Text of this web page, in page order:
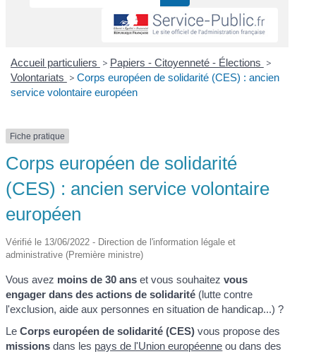
Accueil particuliers > Papiers - Citoyenneté - Élections >
Volontariats > Corps européen de solidarité (CES) : ancien
service volontaire européen
Fiche pratique
Corps européen de solidarité
(CES) : ancien service volontaire
européen
Vérifié le 13/06/2022 - Direction de l'information légale et
administrative (Première ministre)
Vous avez moins de 30 ans et vous souhaitezvous
engager dans des actions de solidarité (lutte contre
l'exclusion, aide aux personnes en situation de handicap...) ?
LeCorps européen de solidarité (CES) vous propose des
missions dans les pays de l'Union européenne ou dans des